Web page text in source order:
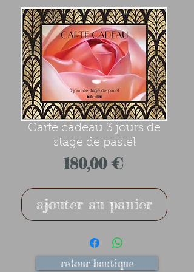
Carte cadeau 3 jours de
stage de pastel
180,00 €Prix
ajouter au panier
retour boutique